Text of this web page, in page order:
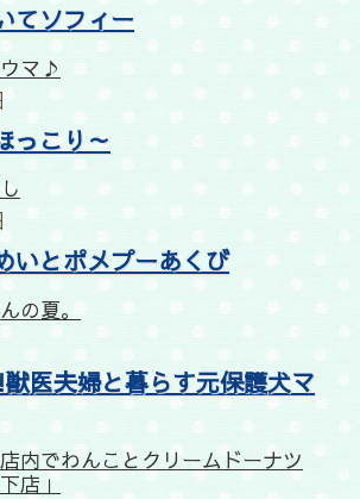
てソフィー
マ♪
っこり～
いとポメプーあくび
の夏。
医夫婦と暮らす元保護犬マ
内でわんことクリームドーナツ
店」